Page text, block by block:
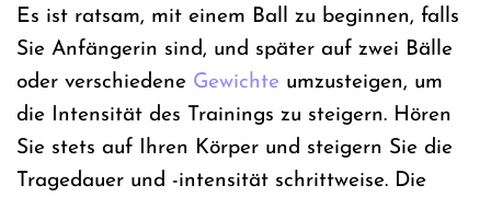
Es ist ratsam, mit einem Ball zu beginnen, falls
Sie Anfängerin sind, und später auf zwei Bälle
oder verschiedene Gewichte umzusteigen, um
die Intensität des Trainings zu steigern. Hören
Sie stets auf Ihren Körper und steigern Sie die
Tragedauer und -intensität schrittweise. Die